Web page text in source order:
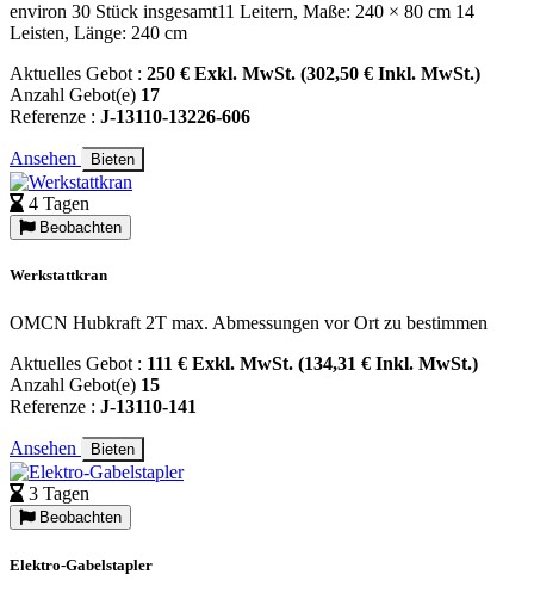
environ 30 Stück insgesamt11 Leitern, Maße: 240 × 80 cm 14
Leisten, Länge: 240 cm
Aktuelles Gebot : 250 € Exkl. MwSt. (302,50 € Inkl. MwSt.)
Anzahl Gebot(e) 17
Referenze : J-13110-13226-606
Ansehen Bieten
4 Tagen
Beobachten
Werkstattkran
OMCN Hubkraft 2T max. Abmessungen vor Ort zu bestimmen
Aktuelles Gebot : 111 € Exkl. MwSt. (134,31 € Inkl. MwSt.)
Anzahl Gebot(e) 15
Referenze : J-13110-141
Ansehen Bieten
3 Tagen
Beobachten
Elektro-Gabelstapler